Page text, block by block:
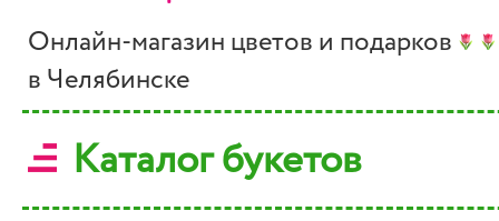
Онлайн-магазин цветов и подарков
в Челябинске
Каталог букетов